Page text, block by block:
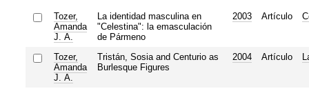
Tozer,
Amanda
J. A.
La identidad masculina en
"Celestina": la emasculación
de Pármeno
2003 Artículo
Tozer,
Amanda
J. A.
Tristán, Sosia and Centurio as
Burlesque Figures
2004 Artículo